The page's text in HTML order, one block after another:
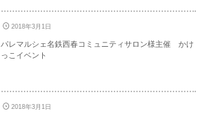
2018年3月1日
パレマルシェ名鉄西春コミュニティサロン様主催 かけ
っこイベント
2018年3月1日